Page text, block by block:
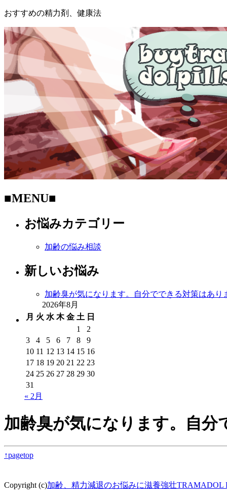
おすすめの精力剤、健康法
■MENU■
お悩みカテゴリー
加齢の悩み相談
新しいお悩み
加齢臭が気になります。自分でできる対策はあり
2026年8月
月 火 水 木 金 土 日
1
2
3
4 5 6 7 8
9
10 11 12 13 14 15 16
17 18 19 20 21 22 23
24 25 26 27 28 29 30
31
« 2月
加齢臭が気になります。自
↑pagetop
Copyright (c)加齢、精力減退のお悩みに滋養強壮TRAMADOL